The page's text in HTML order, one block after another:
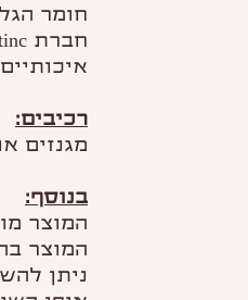
חומר
רכיבים:
מגנזים
בנוסף:
המוצר
המוצר
ניתן להשיג